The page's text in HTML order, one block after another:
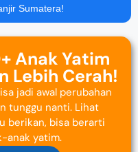
Sumatera!
Anak Yatim
Lebih Cerah!
jadi awal perubahan
tunggu nanti. Lihat
berikan, bisa berarti
anak yatim.